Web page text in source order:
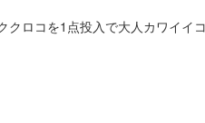
クロコを1点投入で大人カワイイ